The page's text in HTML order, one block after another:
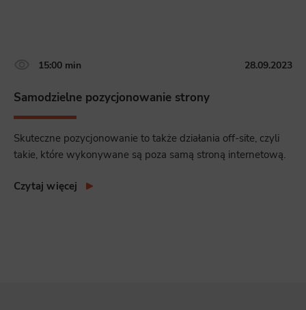
15:00 min 28.09.2023
Samodzielne pozycjonowanie strony
Skuteczne pozycjonowanie to także działania off-site, czyli
takie, które wykonywane są poza samą stroną internetową.
Czytaj więcej